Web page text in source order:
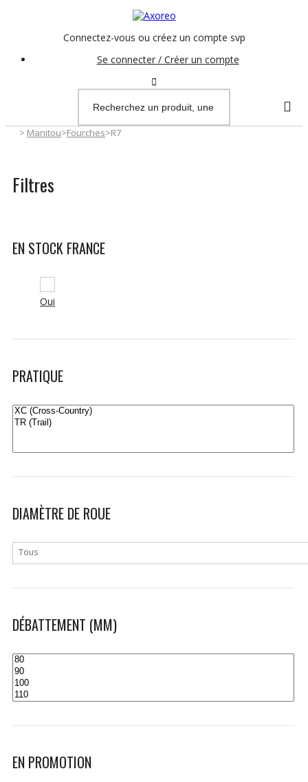
Connectez-vous ou créez un compte svp
Se connecter / Créer un compte
> Manitou>Fourches>R7
Filtres
EN STOCK FRANCE
Oui
PRATIQUE
DIAMÈTRE DE ROUE
Tous
DÉBATTEMENT (MM)
EN PROMOTION